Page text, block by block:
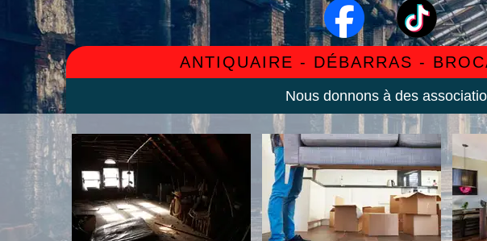
ANTIQUAIRE - DÉBARRAS -
Nous donnons à des